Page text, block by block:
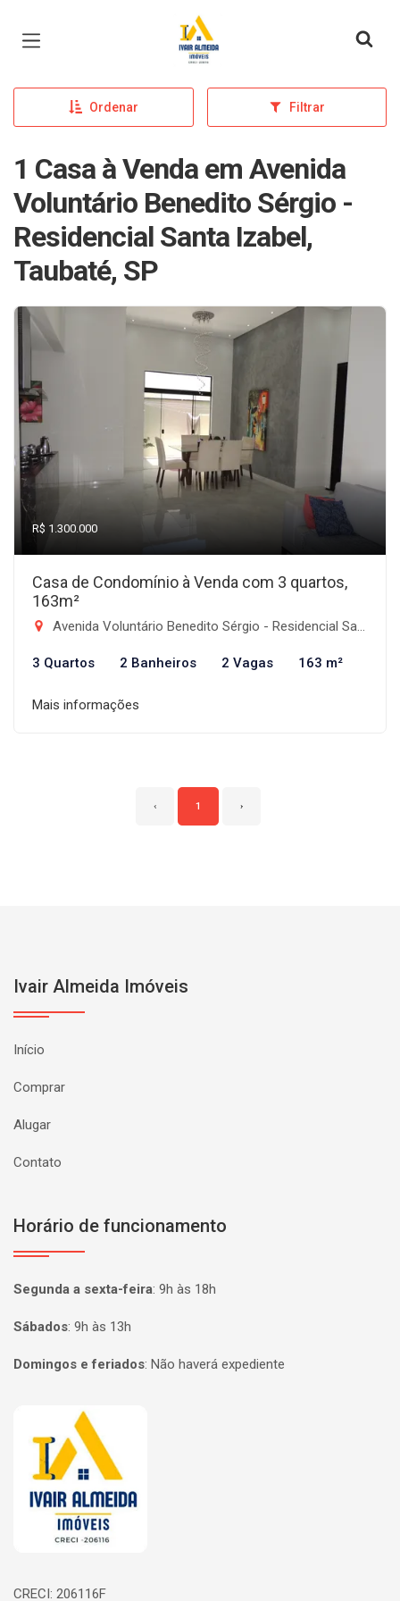
Página inicial
Ordenar Filtrar
1 Casa à Venda em Avenida
Voluntário Benedito Sérgio -
Residencial Santa Izabel,
Taubaté, SP
R$ 1.300.000
Casa de Condomínio à Venda com 3 quartos,
163m²
Avenida Voluntário Benedito Sérgio - Residencial Santa Izabel, Taubaté-SP
3 Quartos 2 Banheiros 2 Vagas 163 m²
Mais informações
‹ 1 ›
Ivair Almeida Imóveis
Início
Comprar
Alugar
Contato
Horário de funcionamento
Segunda a sexta-feira: 9h às 18h
Sábados: 9h às 13h
Domingos e feriados: Não haverá expediente
Página inicial
CRECI: 206116F